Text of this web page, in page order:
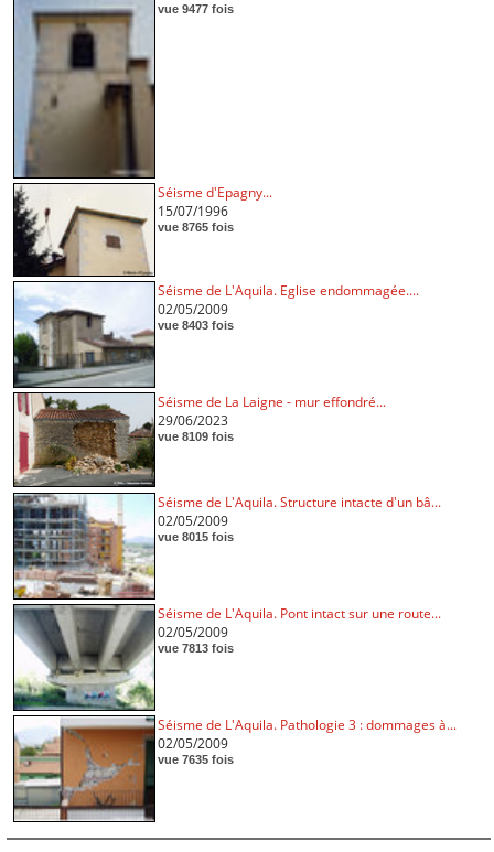
vue 9477 fois
Séisme d'Epagny...
15/07/1996
vue 8765 fois
Séisme de L'Aquila. Eglise endommagée....
02/05/2009
vue 8403 fois
Séisme de La Laigne - mur effondré...
29/06/2023
vue 8109 fois
Séisme de L'Aquila. Structure intacte d'un bâ...
02/05/2009
vue 8015 fois
Séisme de L'Aquila. Pont intact sur une route...
02/05/2009
vue 7813 fois
Séisme de L'Aquila. Pathologie 3 : dommages à...
02/05/2009
vue 7635 fois